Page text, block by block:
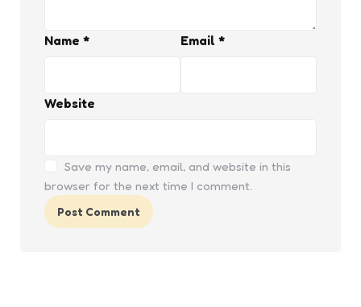
Name * Email *
Website
Save my name, email, and website in this
browser for the next time I comment.